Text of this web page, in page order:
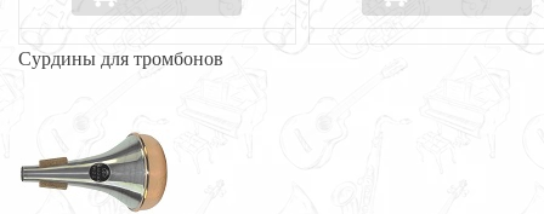
Сурдины для тромбонов